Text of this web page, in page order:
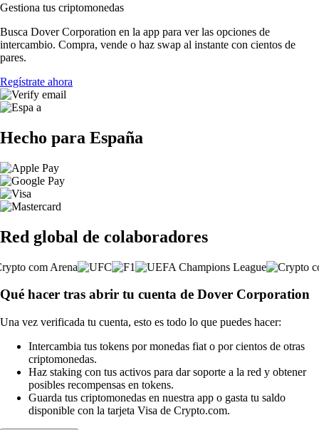
Gestiona tus criptomonedas
Busca Dover Corporation en la app para ver las opciones de
intercambio. Compra, vende o haz swap al instante con cientos de
pares.
Regístrate ahora
Hecho para España
Red global de colaboradores
Qué hacer tras abrir tu cuenta de Dover Corporation
Una vez verificada tu cuenta, esto es todo lo que puedes hacer:
Intercambia tus tokens por monedas fiat o por cientos de otras
criptomonedas.
Haz staking con tus activos para dar soporte a la red y obtener
posibles recompensas en tokens.
Guarda tus criptomonedas en nuestra app o gasta tu saldo
disponible con la tarjeta Visa de Crypto.com.